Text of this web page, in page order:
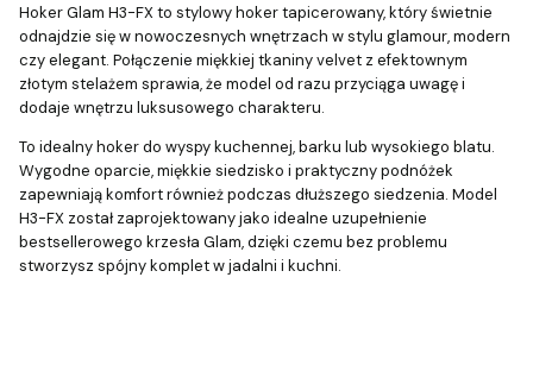
Hoker Glam H3-FX to stylowy hoker tapicerowany, który świetnie
odnajdzie się w nowoczesnych wnętrzach w stylu glamour, modern
czy elegant. Połączenie miękkiej tkaniny velvet z efektownym
złotym stelażem sprawia, że model od razu przyciąga uwagę i
dodaje wnętrzu luksusowego charakteru.
To idealny hoker do wyspy kuchennej, barku lub wysokiego blatu.
Wygodne oparcie, miękkie siedzisko i praktyczny podnóżek
zapewniają komfort również podczas dłuższego siedzenia. Model
H3-FX został zaprojektowany jako idealne uzupełnienie
bestsellerowego krzesła Glam, dzięki czemu bez problemu
stworzysz spójny komplet w jadalni i kuchni.